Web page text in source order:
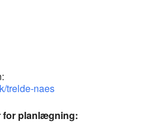
trelde-naes
for planlægning: